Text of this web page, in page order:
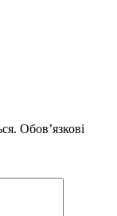
Обов’язкові